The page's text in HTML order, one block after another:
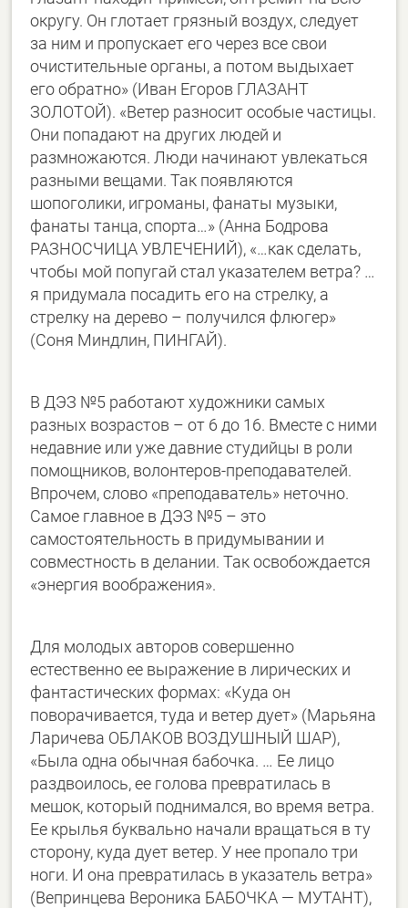
округу. Он глотает грязный воздух, следует
за ним и пропускает его через все свои
очистительные органы, а потом выдыхает
его обратно» (Иван Егоров ГЛАЗАНТ
ЗОЛОТОЙ). «Ветер разносит особые частицы.
Они попадают на других людей и
размножаются. Люди начинают увлекаться
разными вещами. Так появляются
шопоголики, игроманы, фанаты музыки,
фанаты танца, спорта…» (Анна Бодрова
РАЗНОСЧИЦА УВЛЕЧЕНИЙ), «…как сделать,
чтобы мой попугай стал указателем ветра? …
я придумала посадить его на стрелку, а
стрелку на дерево – получился флюгер»
(Соня Миндлин, ПИНГАЙ).
В ДЭЗ №5 работают художники самых
разных возрастов – от 6 до 16. Вместе с ними
недавние или уже давние студийцы в роли
помощников, волонтеров-преподавателей.
Впрочем, слово «преподаватель» неточно.
Самое главное в ДЭЗ №5 – это
самостоятельность в придумывании и
совместность в делании. Так освобождается
«энергия воображения».
Для молодых авторов совершенно
естественно ее выражение в лирических и
фантастических формах: «Куда он
поворачивается, туда и ветер дует» (Марьяна
Ларичева ОБЛАКОВ ВОЗДУШНЫЙ ШАР),
«Была одна обычная бабочка. … Ее лицо
раздвоилось, ее голова превратилась в
мешок, который поднимался, во время ветра.
Ее крылья буквально начали вращаться в ту
сторону, куда дует ветер. У нее пропало три
ноги. И она превратилась в указатель ветра»
(Вепринцева Вероника БАБОЧКА — МУТАНТ),